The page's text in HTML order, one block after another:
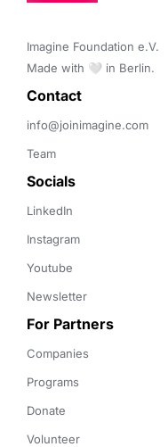
Imagine Foundation e.V.
Made with 🤍 in Berlin.
Contact
info@joinimagine.com
Team
Socials
LinkedIn
Instagram
Youtube
Newsletter
For Partners
Companies
Programs
Donate
Volunteer